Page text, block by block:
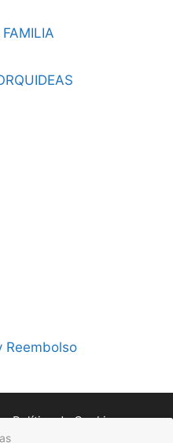
Reembolso
Política de Cookies